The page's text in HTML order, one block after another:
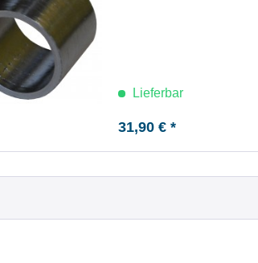
Lieferbar
31,90 € *